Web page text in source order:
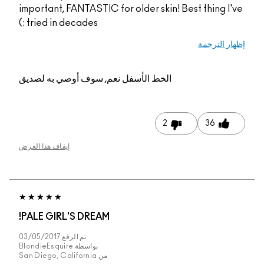
important, FANTASTIC for older skin! Best thing I've
tried in decades :)
إظهار الترجمة
الخط الأسفلنعم, سوف أوصي به لصديق
36
2
إيقاف هذا العرض
PALE GIRL'S DREAM!
تم الرفع 03/05/2017
بواسطة BlondieEsquire
من San Diego, California